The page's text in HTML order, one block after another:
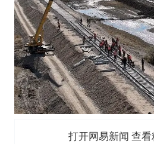
打开网易新闻 查